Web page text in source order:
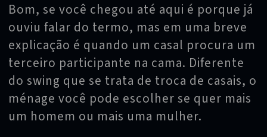
Bom, se você chegou até aqui é porque já
ouviu falar do termo, mas em uma breve
explicação é quando um casal procura um
terceiro participante na cama. Diferente
do swing que se trata de troca de casais, o
ménage você pode escolher se quer mais
um homem ou mais uma mulher.